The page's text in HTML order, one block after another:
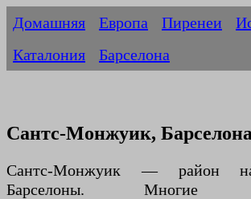
Домашняя Европа Пиренеи
Каталония
Барселона
Сантс-Монжуик, Барселона
Сантс-Монжуик — район на
Барселоны.